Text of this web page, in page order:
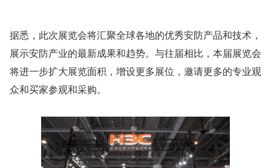
据悉，此次展览会将汇聚全球各地的优秀安防产品和技术，
展示安防产业的最新成果和趋势。与往届相比，本届展览会
将进一步扩大展览面积，增设更多展位，邀请更多的专业观
众和买家参观和采购。